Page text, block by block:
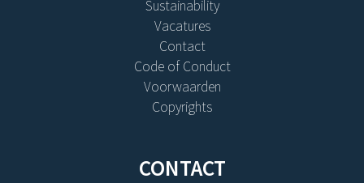
Sustainability
Vacatures
Contact
Code of Conduct
Voorwaarden
Copyrights
CONTACT